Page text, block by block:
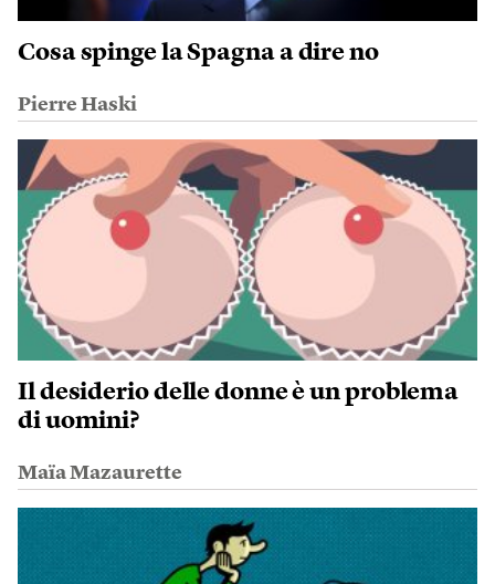
Cosa spinge la Spagna a dire no
Pierre Haski
Il desiderio delle donne è un problema
di uomini?
Maïa Mazaurette